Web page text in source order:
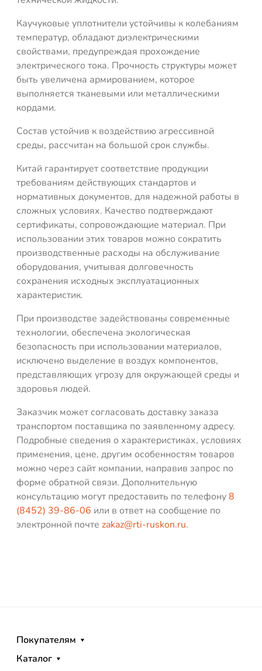
Каучуковые уплотнители устойчивы к колебаниям
температур, обладают диэлектрическими
свойствами, предупреждая прохождение
электрического тока. Прочность структуры может
быть увеличена армированием, которое
выполняется тканевыми или металлическими
кордами.
Состав устойчив к воздействию агрессивной
среды, рассчитан на большой срок службы.
Китай гарантирует соответствие продукции
требованиям действующих стандартов и
нормативных документов, для надежной работы в
сложных условиях. Качество подтверждают
сертификаты, сопровождающие материал. При
использовании этих товаров можно сократить
производственные расходы на обслуживание
оборудования, учитывая долговечность
сохранения исходных эксплуатационных
характеристик.
При производстве задействованы современные
технологии, обеспечена экологическая
безопасность при использовании материалов,
исключено выделение в воздух компонентов,
представляющих угрозу для окружающей среды и
здоровья людей.
Заказчик может согласовать доставку заказа
транспортом поставщика по заявленному адресу.
Подробные сведения о характеристиках, условиях
применения, цене, другим особенностям товаров
можно через сайт компании, направив запрос по
форме обратной связи. Дополнительную
консультацию могут предоставить по телефону8
(8452) 39-86-06 или в ответ на сообщение по
электронной почте zakaz@rti-ruskon.ru.
Покупателям
Каталог